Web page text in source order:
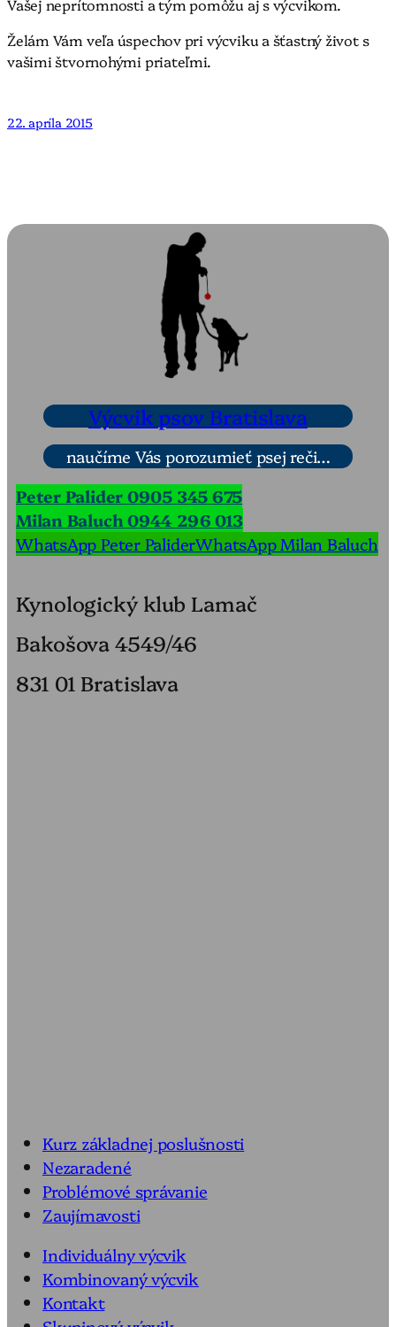
Vašej neprítomnosti a tým pomôžu aj s výcvikom.
Želám Vám veľa úspechov pri výcviku a šťastný život s
vašimi štvornohými priateľmi.
22. apríla 2015
Výcvik psov Bratislava
naučíme Vás porozumieť psej reči…
Peter Palider 0905 345 675
Milan Baluch 0944 296 013
WhatsApp Peter PaliderWhatsApp Milan Baluch
Kynologický klub Lamač
Bakošova 4549/46
831 01 Bratislava
Kurz základnej poslušnosti
Nezaradené
Problémové správanie
Zaujímavosti
Individuálny výcvik
Kombinovaný výcvik
Kontakt